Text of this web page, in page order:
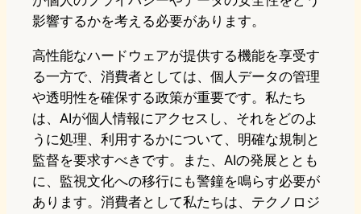
影響するかを考える必要があります。
高性能なハードウェアが提供する機能を享受す
る一方で、消費者としては、個人データの管理
や透明性を確保する政策が重要です。私たち
は、AIが個人情報にアクセスし、それをどのよ
うに処理、利用するかについて、明確な規制と
監督を要求すべきです。また、AIの発展ととも
に、監視文化への移行にも警鐘を鳴らす必要が
あります。消費者として私たちは、テクノロジ